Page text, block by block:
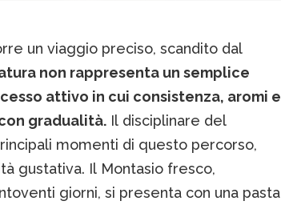
un viaggio preciso, scandito dal
non rappresenta un semplice
attivo in cui consistenza, aromi e
gradualità.Il disciplinare del
momenti di questo percorso,
gustativa. Il Montasio fresco,
giorni, si presenta con una pasta